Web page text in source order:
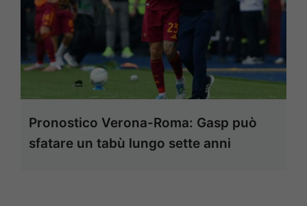
Pronostico Verona-Roma: Gasp può
sfatare un tabù lungo sette anni